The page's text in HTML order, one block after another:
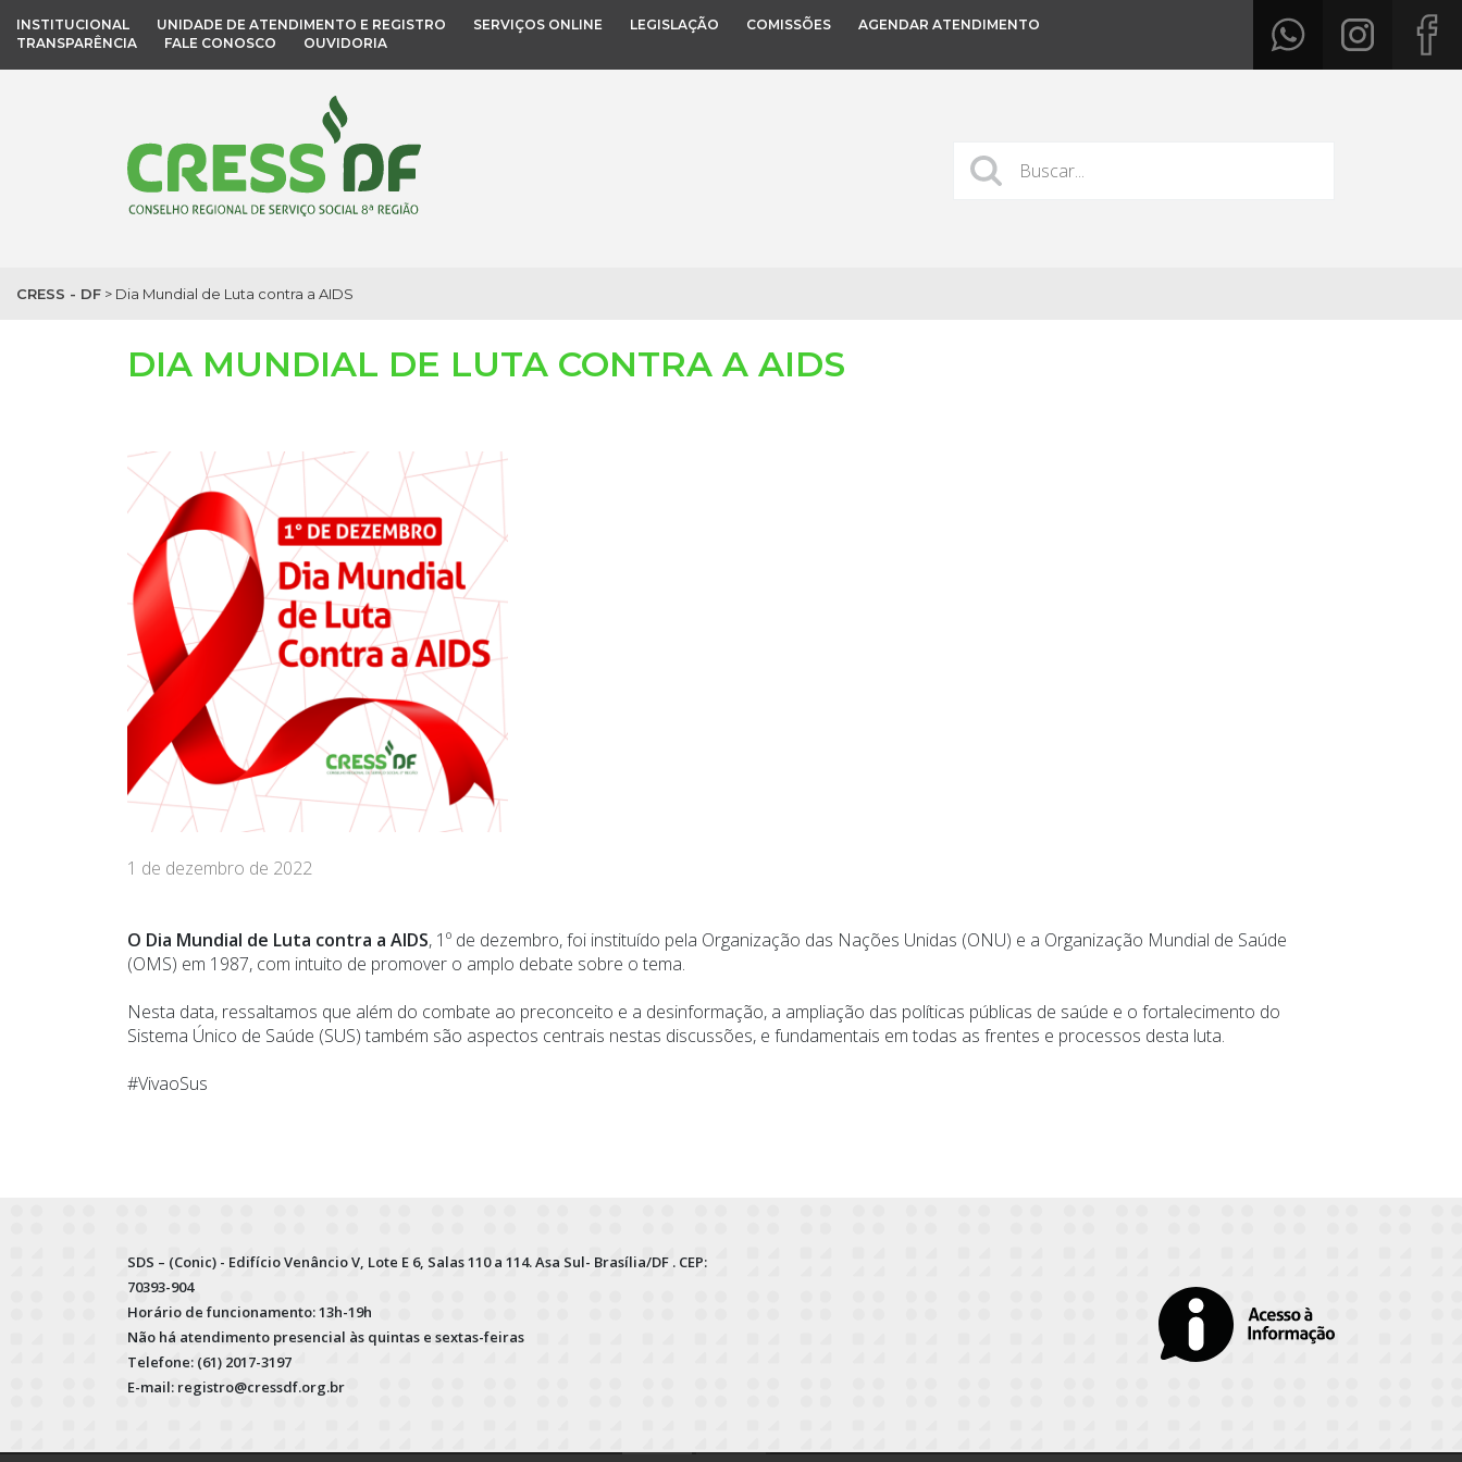
INSTITUCIONAL UNIDADE DE ATENDIMENTO E REGISTRO SERVIÇOS ONLINE LEGISLAÇÃO COMISSÕES
AGENDAR ATENDIMENTO
TRANSPARÊNCIA
FALE CONOSCO OUVIDORIA
CRESS - DF > Dia Mundial de Luta contra a AIDS
DIA MUNDIAL DE LUTA CONTRA A AIDS
1 de dezembro de 2022
O Dia Mundial de Luta contra a AIDS, 1º de dezembro, foi instituído pela Organização das Nações Unidas (ONU) e a Organização Mundial de Saúde
(OMS) em 1987, com intuito de promover o amplo debate sobre o tema.
Nesta data, ressaltamos que além do combate ao preconceito e a desinformação, a ampliação das políticas públicas de saúde e o fortalecimento do
Sistema Único de Saúde (SUS) também são aspectos centrais nestas discussões, e fundamentais em todas as frentes e processos desta luta.
#VivaoSus
SDS – (Conic) - Edifício Venâncio V, Lote E 6, Salas 110 a 114. Asa Sul- Brasília/DF . CEP:
70393-904
Horário de funcionamento: 13h-19h
Não há atendimento presencial às quintas e sextas-feiras
Telefone: (61) 2017-3197
E-mail: registro@cressdf.org.br